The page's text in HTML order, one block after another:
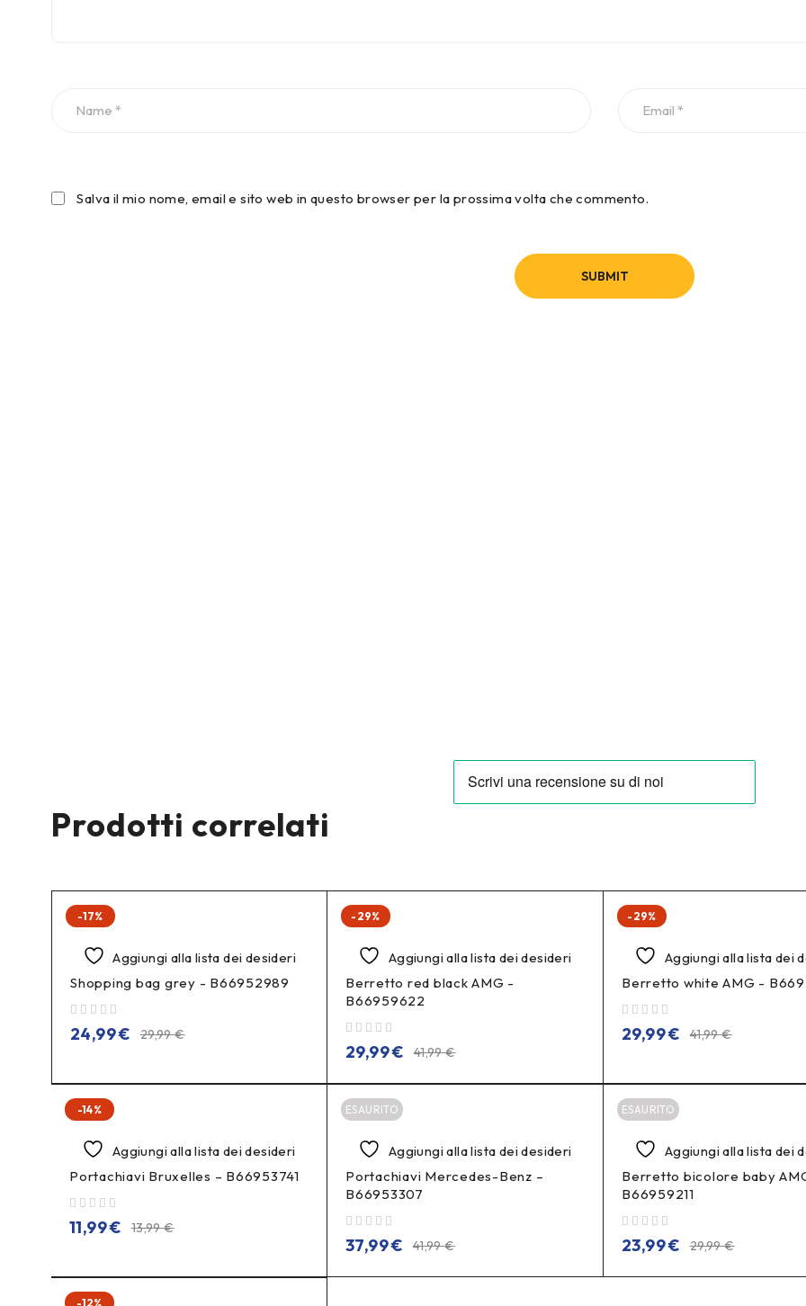
Salva il mio nome, email e sito web in questo browser per la prossima volta che commento.
Prodotti correlati
-17%
Aggiungi alla lista dei desideri
Shopping bag grey - B66952989
29,99€
24,99€
-29%
Aggiungi alla lista dei desideri
Berretto red black AMG -
B66959622
41,99€
29,99€
-29%
Aggiungi alla lista dei
Berretto white AMG -
41,99€
29,99€
-14%
Aggiungi alla lista dei desideri
Portachiavi Bruxelles – B66953741
13,99€
11,99€
ESAURITO
Aggiungi alla lista dei desideri
Portachiavi Mercedes-Benz –
B66953307
41,99€
37,99€
ESAURITO
Aggiungi alla lista dei
Berretto bicolore baby
B66959211
29,99€
23,99€
-12%